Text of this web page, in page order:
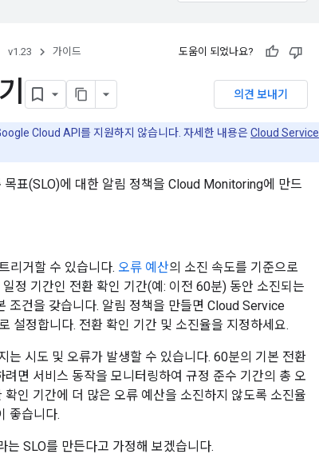
v1.23 가이드 도움이 되었나요?
의견 보내기
Cloud API를 지원하지 않습니다. 자세한 내용은Cloud Service
표(SLO)에 대한 알림 정책을 Cloud Monitoring에 만드
리거할 수 있습니다. 오류 예산의 소진 속도를 기준으로
정 기간인 전환 확인 기간(예: 이전 60분) 동안 소진되는
조건을 갖습니다. 알림 정책을 만들면 Cloud Service
설정합니다. 전환 확인 기간 및 소진율을 지정하세요.
는 시도 및 오류가 발생할 수 있습니다. 60분의 기본 전환
면 서비스 동작을 모니터링하여 규정 준수 기간의 총 오
인 기간에 더 많은 오류 예산을 소진하지 않도록 소진율
좋습니다.
는 SLO를 만든다고 가정해 보겠습니다.